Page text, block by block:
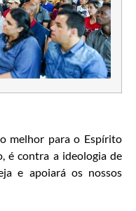
melhor para o Espírito
é contra a ideologia de
e apoiará os nossos